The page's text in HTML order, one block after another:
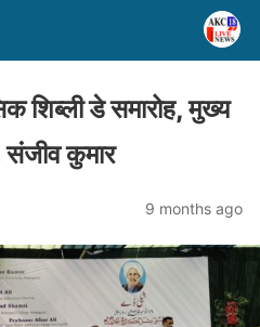
शिब्ली डे समारोह, मुख्य
संजीव कुमार
9 months ago